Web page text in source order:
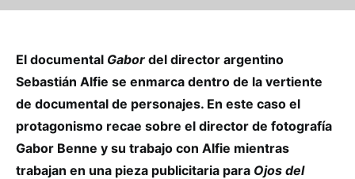
El documental Gabor del director argentino
Sebastián Alfie se enmarca dentro de la vertiente
de documental de personajes. En este caso el
protagonismo recae sobre el director de fotografía
Gabor Benne y su trabajo con Alfie mientras
trabajan en una pieza publicitaria para Ojos del